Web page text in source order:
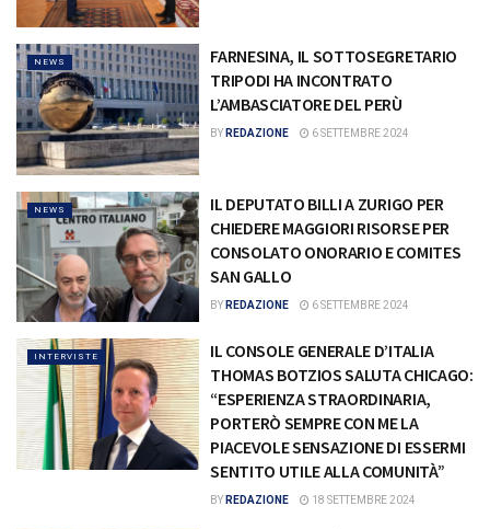
NEWS
FARNESINA, IL SOTTOSEGRETARIO
TRIPODI HA INCONTRATO
L’AMBASCIATORE DEL PERÙ
BY REDAZIONE 6 SETTEMBRE 2024
NEWS
IL DEPUTATO BILLI A ZURIGO PER
CHIEDERE MAGGIORI RISORSE PER
CONSOLATO ONORARIO E COMITES
SAN GALLO
BY REDAZIONE 6 SETTEMBRE 2024
INTERVISTE
IL CONSOLE GENERALE D’ITALIA
THOMAS BOTZIOS SALUTA CHICAGO:
“ESPERIENZA STRAORDINARIA,
PORTERÒ SEMPRE CON ME LA
PIACEVOLE SENSAZIONE DI ESSERMI
SENTITO UTILE ALLA COMUNITÀ”
BY REDAZIONE 18 SETTEMBRE 2024